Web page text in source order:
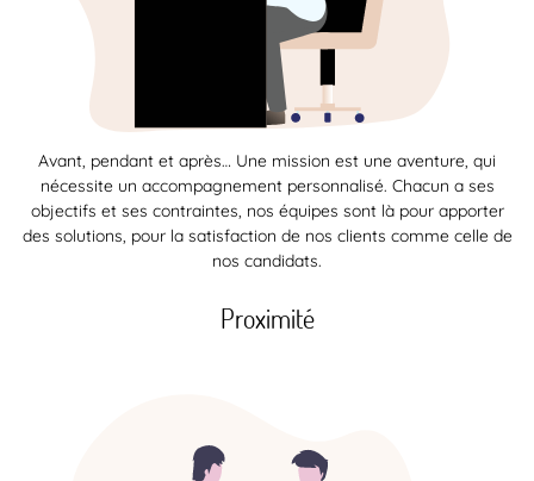
Avant, pendant et après… Une mission est une aventure, qui
nécessite un accompagnement personnalisé. Chacun a ses
objectifs et ses contraintes, nos équipes sont là pour apporter
des solutions, pour la satisfaction de nos clients comme celle de
nos candidats.
Proximité